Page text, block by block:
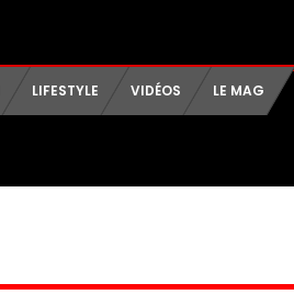
LIFESTYLE VIDÉOS LE MAG